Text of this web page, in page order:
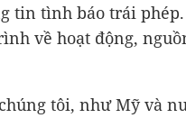
tin tình báo trái phép.
về hoạt động,
tôi, như Mỹ và